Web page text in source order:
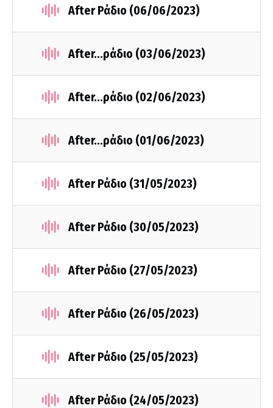
After Ράδιο (06/06/2023)
After...ράδιο (03/06/2023)
After...ράδιο (02/06/2023)
After...ράδιο (01/06/2023)
After Ράδιο (31/05/2023)
After Ράδιο (30/05/2023)
After Ράδιο (27/05/2023)
After Ράδιο (26/05/2023)
After Ράδιο (25/05/2023)
After Ράδιο (24/05/2023)